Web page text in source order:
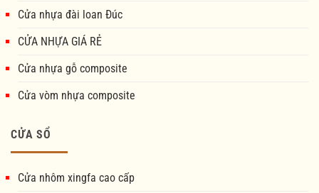
Cửa nhựa đài loan Đúc
CỬA NHỰA GIÁ RẺ
Cửa nhựa gỗ composite
Cửa vòm nhựa composite
CỬA SỔ
Cửa nhôm xingfa cao cấp